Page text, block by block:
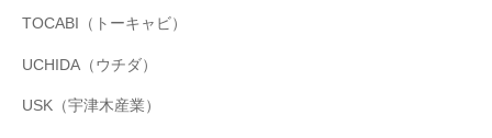
TOCABI（トーキャビ）
UCHIDA（ウチダ）
USK（宇津木産業）